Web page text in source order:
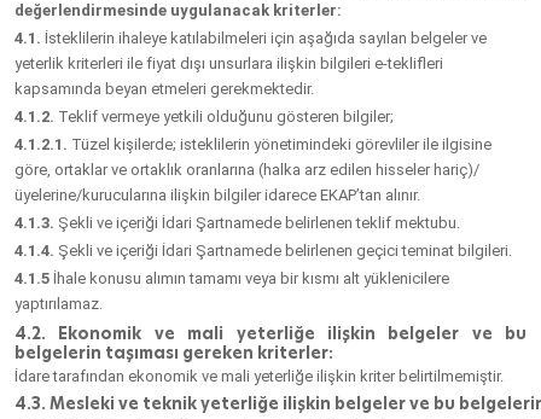
değerlendirmesinde uygulanacak kriterler:
4.1. İsteklilerin ihaleye katılabilmeleri için aşağıda sayılan belgeler ve
yeterlik kriterleri ile fiyat dışı unsurlara ilişkin bilgileri e-teklifleri
kapsamında beyan etmeleri gerekmektedir.
4.1.2. Teklif vermeye yetkili olduğunu gösteren bilgiler;
4.1.2.1. Tüzel kişilerde; isteklilerin yönetimindeki görevliler ile ilgisine
göre, ortaklar ve ortaklık oranlarına (halka arz edilen hisseler hariç)/
üyelerine/kurucularına ilişkin bilgiler idarece EKAP’tan alınır.
4.1.3. Şekli ve içeriği İdari Şartnamede belirlenen teklif mektubu.
4.1.4. Şekli ve içeriği İdari Şartnamede belirlenen geçici teminat bilgileri.
4.1.5 İhale konusu alımın tamamı veya bir kısmı alt yüklenicilere
yaptırılamaz.
4.2. Ekonomik ve mali yeterliğe ilişkin belgeler ve bu
belgelerin taşıması gereken kriterler:
İdare tarafından ekonomik ve mali yeterliğe ilişkin kriter belirtilmemiştir.
4.3. Mesleki ve teknik yeterliğe ilişkin belgeler ve bu